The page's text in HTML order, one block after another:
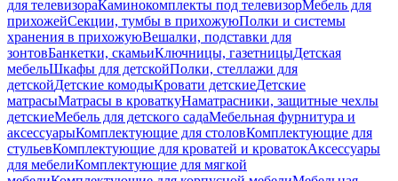
для телевизораКаминокомплекты под телевизорМебель для
прихожейСекции, тумбы в прихожуюПолки и системы
хранения в прихожуюВешалки, подставки для
зонтовБанкетки, скамьиКлючницы, газетницыДетская
мебельШкафы для детскойПолки, стеллажи для
детскойДетские комодыКровати детскиеДетские
матрасыМатрасы в кроваткуНаматрасники, защитные чехлы
детскиеМебель для детского садаМебельная фурнитура и
аксессуарыКомплектующие для столовКомплектующие для
стульевКомплектующие для кроватей и кроватокАксессуары
для мебелиКомплектующие для мягкой